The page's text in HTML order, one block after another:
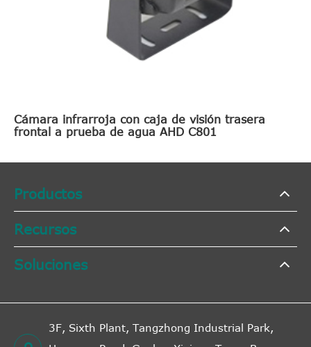
Cámara infrarroja con caja de visión trasera
frontal a prueba de agua AHD C801
Productos
Recursos
Soluciones
3F, Sixth Plant, Tangzhong Industrial Park,